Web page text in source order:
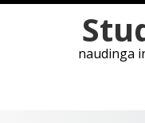
naudinga